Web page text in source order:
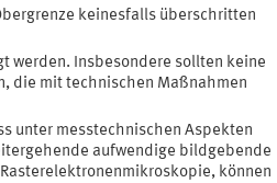
keinesfalls überschritten
werden. Insbesondere sollten keine
die mit technischen Maßnahmen
unter messtechnischen Aspekten
aufwendige bildgebende
können